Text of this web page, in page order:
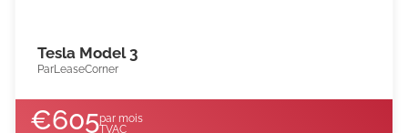
Tesla Model 3
ParLeaseCorner
€605par mois
TVAC